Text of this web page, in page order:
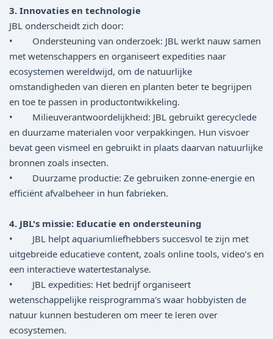
3. Innovaties en technologie
JBL onderscheidt zich door:
• Ondersteuning van onderzoek: JBL werkt nauw samen
met wetenschappers en organiseert expedities naar
ecosystemen wereldwijd, om de natuurlijke
omstandigheden van dieren en planten beter te begrijpen
en toe te passen in productontwikkeling.
• Milieuverantwoordelijkheid: JBL gebruikt gerecyclede
en duurzame materialen voor verpakkingen. Hun visvoer
bevat geen vismeel en gebruikt in plaats daarvan natuurlijke
bronnen zoals insecten.
• Duurzame productie: Ze gebruiken zonne-energie en
efficiënt afvalbeheer in hun fabrieken.
4. JBL's missie: Educatie en ondersteuning
• JBL helpt aquariumliefhebbers succesvol te zijn met
uitgebreide educatieve content, zoals online tools, video’s en
een interactieve watertestanalyse.
• JBL expedities: Het bedrijf organiseert
wetenschappelijke reisprogramma's waar hobbyisten de
natuur kunnen bestuderen om meer te leren over
ecosystemen.